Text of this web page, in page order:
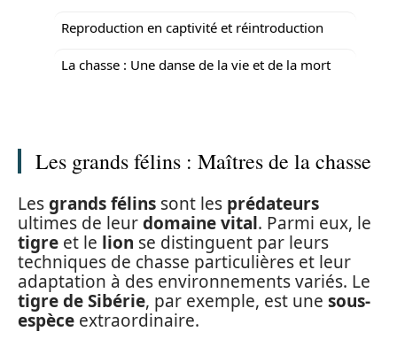
Reproduction en captivité et réintroduction
La chasse : Une danse de la vie et de la mort
Les grands félins : Maîtres de la chasse
Lesgrands félins sont les prédateurs
ultimes de leurdomaine vital. Parmi eux, le
tigre et le lion se distinguent par leurs
techniques de chasse particulières et leur
adaptation à des environnements variés. Le
tigre de Sibérie, par exemple, est une sous-
espèce extraordinaire.